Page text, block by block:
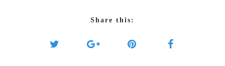
Share this: